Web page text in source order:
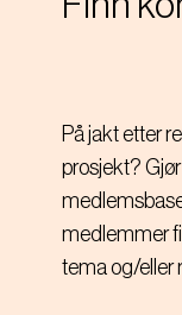
På jakt etter
prosjekt?
medlemmer
tema og/eller